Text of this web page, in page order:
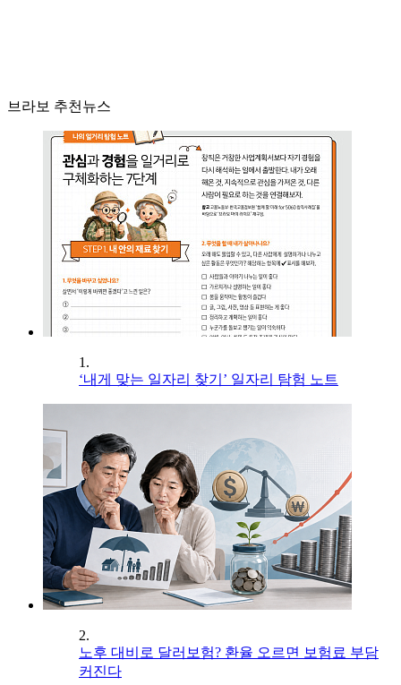
브라보 추천뉴스
1.
‘내게 맞는 일자리 찾기’ 일자리 탐험 노트
2.
노후 대비로 달러보험? 환율 오르면 보험료 부담
커진다